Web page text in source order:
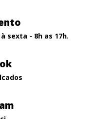
sexta - 8h as 17h.